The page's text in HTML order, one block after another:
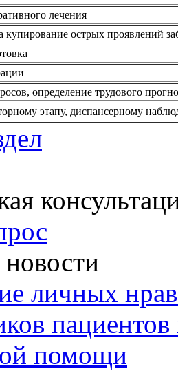
лечения
купирование острых проявлений
определение трудового
этапу, диспансерному
личных
помощи